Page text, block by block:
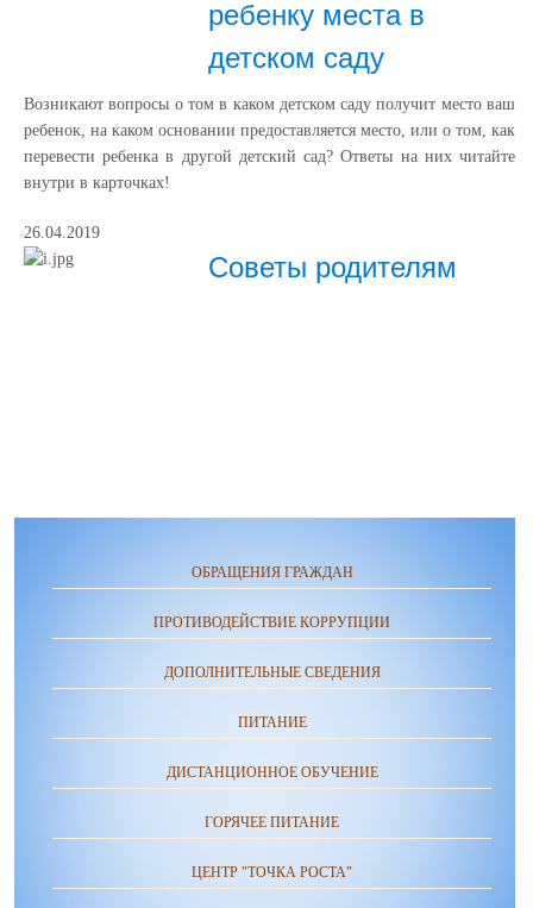
ребенку места в
детском саду
Возникают вопросы о том в каком детском саду получит место ваш
ребенок, на каком основании предоставляется место, или о том, как
перевести ребенка в другой детский сад? Ответы на них читайте
внутри в карточках!
26.04.2019
Советы родителям
ОБРАЩЕНИЯ ГРАЖДАН
ПРОТИВОДЕЙСТВИЕ КОРРУПЦИИ
ДОПОЛНИТЕЛЬНЫЕ СВЕДЕНИЯ
ПИТАНИЕ
ДИСТАНЦИОННОЕ ОБУЧЕНИЕ
ГОРЯЧЕЕ ПИТАНИЕ
ЦЕНТР "ТОЧКА РОСТА"